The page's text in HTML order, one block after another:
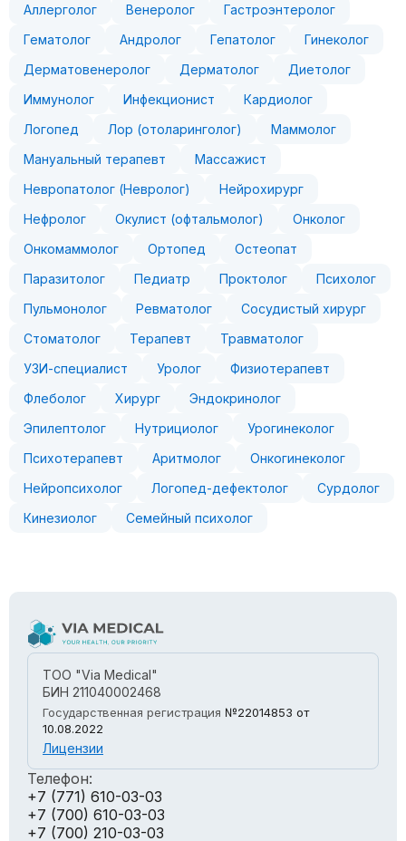
Аллерголог Венеролог
Гастроэнтеролог
Гематолог
Андролог Гепатолог
Гинеколог
Дерматовенеролог
Дерматолог
Диетолог
Иммунолог
Инфекционист
Кардиолог
Логопед
Лор (отоларинголог)
Маммолог
Мануальный терапевт
Массажист
Невропатолог (Невролог)
Нейрохирург
Нефролог
Окулист (офтальмолог)
Онколог
Онкомаммолог
Ортопед
Остеопат
Паразитолог
Педиатр Проктолог
Психолог
Пульмонолог
Ревматолог
Сосудистый хирург
Стоматолог
Терапевт
Травматолог
УЗИ-специалист
Уролог
Физиотерапевт
Флеболог
Хирург
Эндокринолог
Эпилептолог
Нутрициолог
Урогинеколог
Психотерапевт
Аритмолог
Онкогинеколог
Нейропсихолог
Логопед-дефектолог
Сурдолог
Кинезиолог
Семейный психолог
ТОО "Via Medical"
БИН 211040002468
Государственная регистрация №22014853 от
10.08.2022
Лицензии
Телефон:
+7 (771) 610-03-03
+7 (700) 610-03-03
+7 (700) 210-03-03